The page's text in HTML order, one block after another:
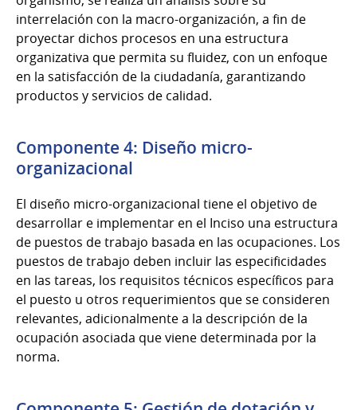
interrelación con la macro-organización, a fin de
proyectar dichos procesos en una estructura
organizativa que permita su fluidez, con un enfoque
en la satisfacción de la ciudadanía, garantizando
productos y servicios de calidad.
Componente 4: Diseño micro-
organizacional
El diseño micro-organizacional tiene el objetivo de
desarrollar e implementar en el Inciso una estructura
de puestos de trabajo basada en las ocupaciones. Los
puestos de trabajo deben incluir las especificidades
en las tareas, los requisitos técnicos específicos para
el puesto u otros requerimientos que se consideren
relevantes, adicionalmente a la descripción de la
ocupación asociada que viene determinada por la
norma.